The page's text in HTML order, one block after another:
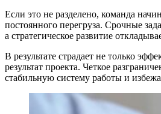
Если это не разделено, команда
постоянного перегруза. Срочные
а стратегическое развитие
В результате страдает не только
результат проекта. Четкое
стабильную систему работы и